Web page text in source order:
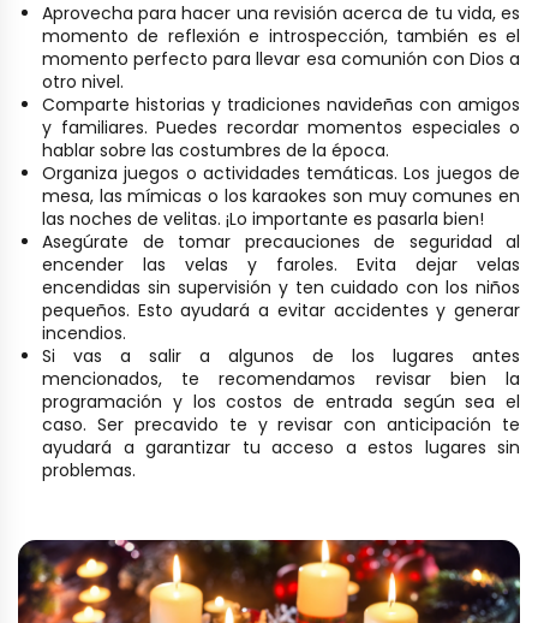
Aprovecha para hacer una revisión acerca de tu vida, es
momento de reflexión e introspección, también es el
momento perfecto para llevar esa comunión con Dios a
otro nivel.
Comparte historias y tradiciones navideñas con amigos
y familiares. Puedes recordar momentos especiales o
hablar sobre las costumbres de la época.
Organiza juegos o actividades temáticas. Los juegos de
mesa, las mímicas o los karaokes son muy comunes en
las noches de velitas. ¡Lo importante es pasarla bien!
Asegúrate de tomar precauciones de seguridad al
encender las velas y faroles. Evita dejar velas
encendidas sin supervisión y ten cuidado con los niños
pequeños. Esto ayudará a evitar accidentes y generar
incendios.
Si vas a salir a algunos de los lugares antes
mencionados, te recomendamos revisar bien la
programación y los costos de entrada según sea el
caso. Ser precavido te y revisar con anticipación te
ayudará a garantizar tu acceso a estos lugares sin
problemas.